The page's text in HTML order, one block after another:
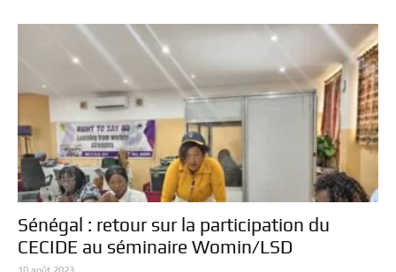
Sénégal : retour sur la participation du
CECIDE au séminaire Womin/LSD